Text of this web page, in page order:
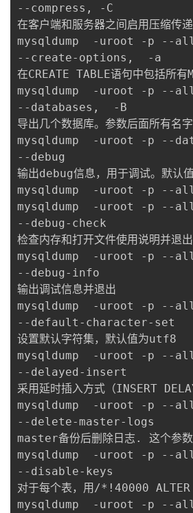
--compress, -C
在客户端和服务器之间启用压缩传
mysqldump  -uroot -p --
--create-options,  -a
在CREATE TABLE语句中包括所
mysqldump  -uroot -p --
--databases,  -B
导出几个数据库。参数后面所有名
mysqldump  -uroot -p --
--debug
输出debug信息，用于调试。
mysqldump  -uroot -p --
mysqldump  -uroot -p --
--debug-check
检查内存和打开文件使用说明并退出
mysqldump  -uroot -p --
--debug-info
输出调试信息并退出
mysqldump  -uroot -p --
--default-character-set
设置默认字符集，默认值为utf8
mysqldump  -uroot -p --
--delayed-insert
采用延时插入方式（INSERT
mysqldump  -uroot -p --
--delete-master-logs
master备份后删除日志. 这个参
mysqldump  -uroot -p --
--disable-keys
对于每个表，用/*!40000 ALTER
mysqldump  -uroot -p --